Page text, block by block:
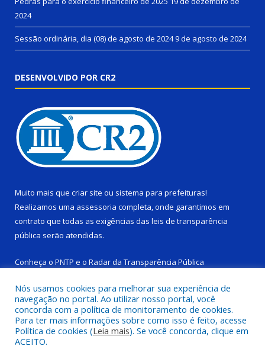
2024
Sessão ordinária, dia (08) de agosto de 20249 de agosto de 2024
DESENVOLVIDO POR CR2
Muito mais que criar site ou sistema para prefeituras!
Realizamos uma assessoria completa, onde garantimos em
contrato que todas as exigências das leis de transparência
pública serão atendidas.
Conheça o PNTP e o Radar da Transparência Pública
Todos os direitos reservados a Câmara Municipal de Ponta de
Pedras.
Nós usamos cookies para melhorar sua experiência de
navegação no portal. Ao utilizar nosso portal, você
concorda com a política de monitoramento de cookies.
Para ter mais informações sobre como isso é feito, acesse
Política de cookies (Leia mais). Se você concorda, clique em
ACEITO.